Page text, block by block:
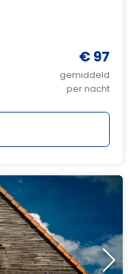
€ 97
gemiddeld
per nacht